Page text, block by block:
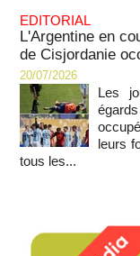
EDITORIAL
L'Argentine en
de Cisjordanie
20/07/2026
Les
leurs
tous les...